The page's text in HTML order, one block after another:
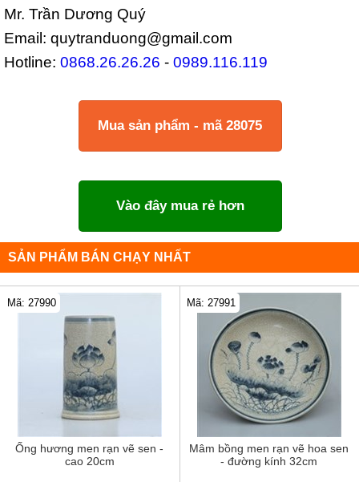
Mr. Trần Dương Quý
Email: quytranduong@gmail.com
Hotline: 0868.26.26.26 - 0989.116.119
Mua sản phẩm - mã 28075
Vào đây mua rẻ hơn
SẢN PHẨM BÁN CHẠY NHẤT
Ống hương men rạn vẽ sen -
cao 20cm
Mã: 27990
Mâm bồng men rạn vẽ hoa sen
- đường kính 32cm
Mã: 27991